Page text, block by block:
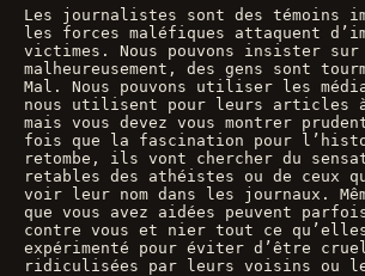
Les journalistes sont des témoins
les forces maléfiques attaquent
victimes. Nous pouvons insister
malheureusement, des gens sont
Mal. Nous pouvons utiliser les
nous utilisent pour leurs articles
mais vous devez vous montrer
fois que la fascination pour
retombe, ils vont chercher du
retables des athéistes ou de ceux
voir leur nom dans les journaux.
que vous avez aidées peuvent
contre vous et nier tout ce
expérimenté pour éviter d’être
ridiculisées par leurs voisins ou